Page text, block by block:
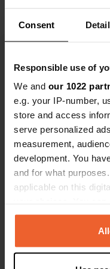
Consent
Responsible use of
We and our 1022
e.g. your IP-number,
store and access
serve personalized
measurement,
development. You
and for what
applicable on this
any time from the
the Privacy trigger
Buronstraße